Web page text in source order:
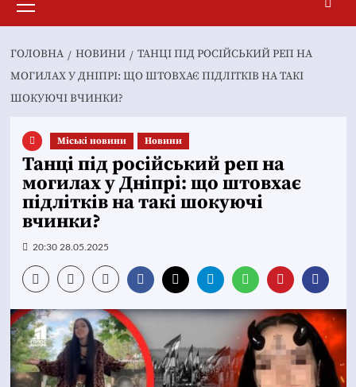
меню
ГОЛОВНА НОВИНИ
ТАНЦІ ПІД РОСІЙСЬКИЙ РЕП НА
МОГИЛАХ У ДНІПРІ: ЩО ШТОВХАЄ ПІДЛІТКІВ НА ТАКІ
ШОКУЮЧІ ВЧИНКИ?
Mіські новини Новини
Танці під російський реп на
могилах у Дніпрі: що штовхає
підлітків на такі шокуючі
вчинки?
20:30 28.05.2025